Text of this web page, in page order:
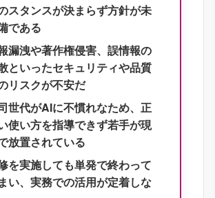
スタンスが決まらず方針が未
である
漏洩や著作権侵害、誤情報の
といったセキュリティや品質
リスクが不安だ
世代がAIに不慣れなため、正
使い方を指導できず若手が現
放置されている
を実施しても単発で終わって
い、実務での活用が定着しな